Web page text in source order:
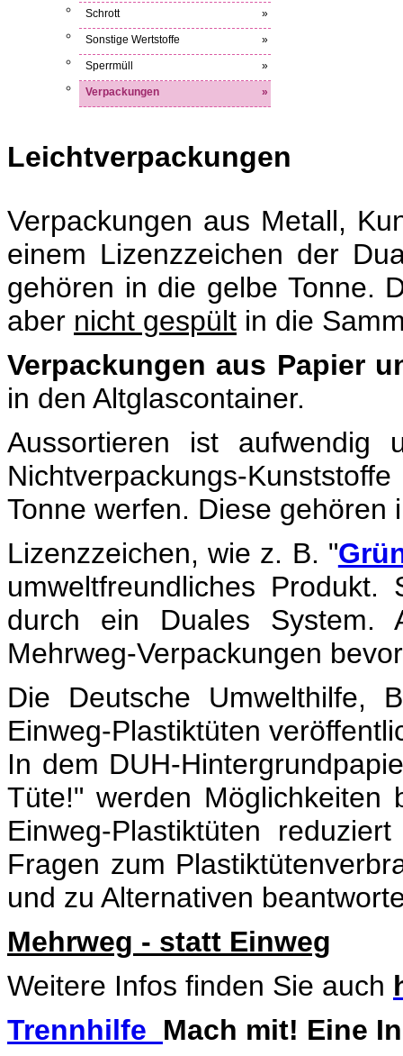
Schrott »
Sonstige Wertstoffe »
Sperrmüll »
Verpackungen »
Leichtverpackungen
Verpackungen aus Metall,
einem Lizenzzeichen der
gehören in die gelbe Tonne.
aber nicht gespült in die
Verpackungen aus Papier
in den Altglascontainer.
Aussortieren ist aufwendig
Nichtverpackungs-
Tonne werfen. Diese
Lizenzzeichen, wie z. B. "
umweltfreundliches
durch ein Duales System.
Mehrweg-Verpackungen
Die Deutsche Umwelthilfe,
Einweg-Plastiktüten
In dem DUH-
Tüte!" werden Möglichkeiten
Einweg-Plastiktüten
Fragen zum
und zu Alternativen
Mehrweg - statt Einweg
Weitere Infos finden Sie auch
Trennhilfe Mach mit! Eine